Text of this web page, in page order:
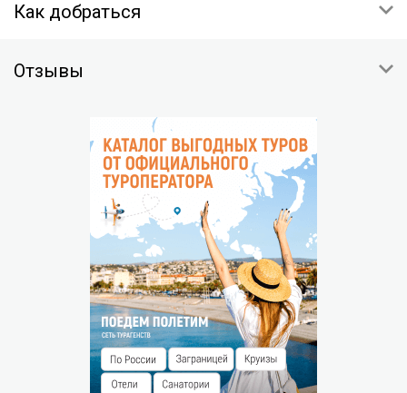
12:00
12:00
30% стоимости проживания
Условия отмены будут указаны при подтверждении
НЕЯВКА ГОСТЯ
Незаездом считается прибытие гостя после 00:00 часов
следующего дня.
Штраф за незаезд — 0% от суммы предоплаты.
РАЗМЕЩЕНИЕ ДЕТЕЙ
Бесплатно без предоставления места до 2 лет
Как добраться
Скопировать координаты:
Отзывы